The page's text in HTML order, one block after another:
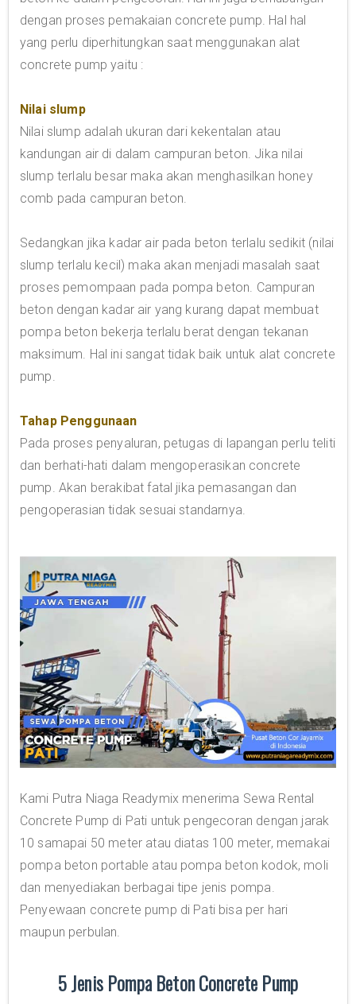
dengan proses pemakaian concrete pump. Hal hal
yang perlu diperhitungkan saat menggunakan alat
concrete pump yaitu :
Nilai slump
Nilai slump adalah ukuran dari kekentalan atau
kandungan air di dalam campuran beton. Jika nilai
slump terlalu besar maka akan menghasilkan honey
comb pada campuran beton.
Sedangkan jika kadar air pada beton terlalu sedikit (nilai
slump terlalu kecil) maka akan menjadi masalah saat
proses pemompaan pada pompa beton. Campuran
beton dengan kadar air yang kurang dapat membuat
pompa beton bekerja terlalu berat dengan tekanan
maksimum. Hal ini sangat tidak baik untuk alat concrete
pump.
Tahap Penggunaan
Pada proses penyaluran, petugas di lapangan perlu teliti
dan berhati-hati dalam mengoperasikan concrete
pump. Akan berakibat fatal jika pemasangan dan
pengoperasian tidak sesuai standarnya.
Kami Putra Niaga Readymix menerima Sewa Rental
Concrete Pump di Pati untuk pengecoran dengan jarak
10 samapai 50 meter atau diatas 100 meter, memakai
pompa beton portable atau pompa beton kodok, moli
dan menyediakan berbagai tipe jenis pompa.
Penyewaan concrete pump di Pati bisa per hari
maupun perbulan.
5 Jenis Pompa Beton Concrete Pump